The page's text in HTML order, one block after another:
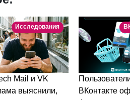
Исследования
Mail и VK
выяснили,
ВКонтакте